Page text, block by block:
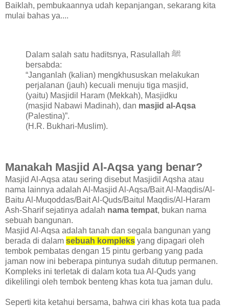
Baiklah, pembukaannya udah kepanjangan, sekarang kita
mulai bahas ya....
Dalam salah satu haditsnya, Rasulallah ﷺ
bersabda:
“Janganlah (kalian) mengkhususkan melakukan
perjalanan (jauh) kecuali menuju tiga masjid,
(yaitu) Masjidil Haram (Mekkah), Masjidku
(masjid Nabawi Madinah), dan masjid al-Aqsa
(Palestina)”.
(H.R. Bukhari-Muslim).
Manakah Masjid Al-Aqsa yang benar?
Masjid Al-Aqsa atau sering disebut Masjidil Aqsha atau
nama lainnya adalah Al-Masjid Al-Aqsa/Bait Al-Maqdis/Al-
Baitu Al-Muqoddas/Bait Al-Quds/Baitul Maqdis/Al-Haram
Ash-Sharif sejatinya adalah nama tempat, bukan nama
sebuah bangunan.
Masjid Al-Aqsa adalah tanah dan segala bangunan yang
berada di dalam sebuah kompleks yang dipagari oleh
tembok pembatas dengan 15 pintu gerbang yang pada
jaman now ini beberapa pintunya sudah ditutup permanen.
Kompleks ini terletak di dalam kota tua Al-Quds yang
dikelilingi oleh tembok benteng khas kota tua jaman dulu.
Seperti kita ketahui bersama, bahwa ciri khas kota tua pada